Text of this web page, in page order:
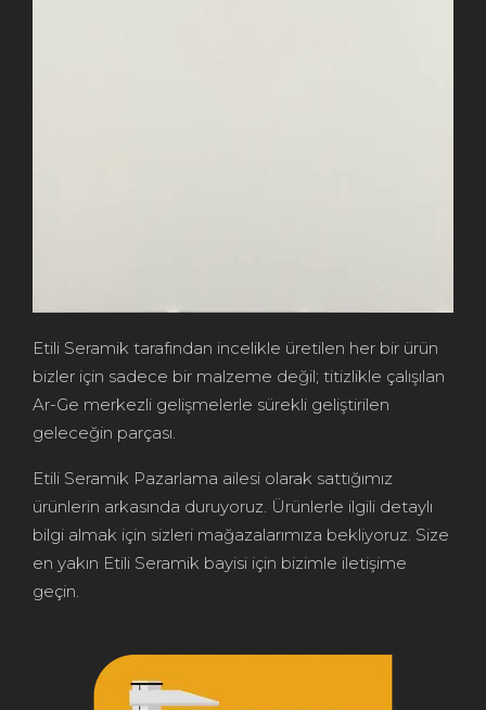
Etili Seramik tarafından incelikle üretilen her bir ürün
bizler için sadece bir malzeme değil; titizlikle çalışılan
Ar-Ge merkezli gelişmelerle sürekli geliştirilen
geleceğin parçası.
Etili Seramik Pazarlama ailesi olarak sattığımız
ürünlerin arkasında duruyoruz. Ürünlerle ilgili detaylı
bilgi almak için sizleri mağazalarımıza bekliyoruz. Size
en yakın Etili Seramik bayisi için bizimle iletişime
geçin.